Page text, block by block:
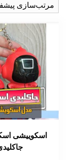
اسکوییشی